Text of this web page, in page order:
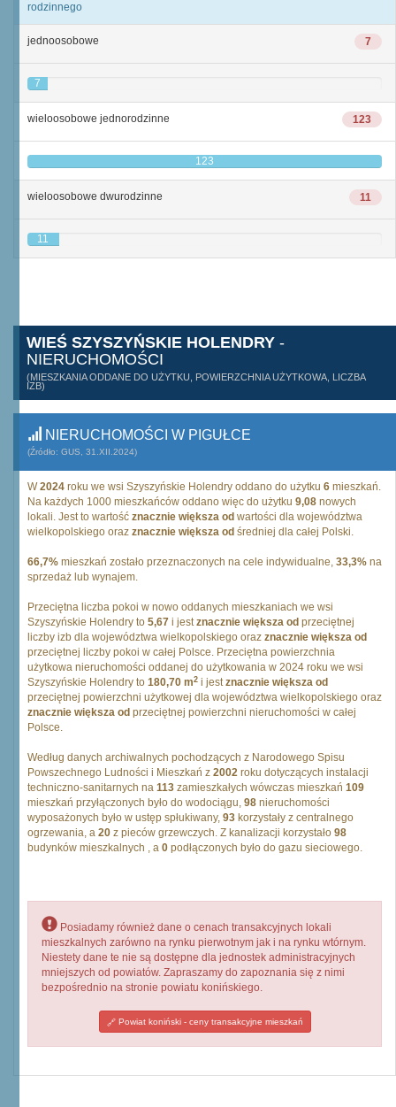
rodzinnego
7
jednoosobowe
7
123
wieloosobowe jednorodzinne
123
11
wieloosobowe dwurodzinne
11
WIEŚ SZYSZYŃSKIE HOLENDRY -
NIERUCHOMOŚCI
(MIESZKANIA ODDANE DO UŻYTKU, POWIERZCHNIA UŻYTKOWA, LICZBA
IZB)
NIERUCHOMOŚCI W PIGUŁCE
(Źródło: GUS, 31.XII.2024)
W2024 roku we wsi Szyszyńskie Holendry oddano do użytku 6 mieszkań.
Na każdych 1000 mieszkańców oddano więc do użytku 9,08 nowych
lokali. Jest to wartość znacznie większa od wartości dla województwa
wielkopolskiego oraz znacznie większa od średniej dla całej Polski.
66,7% mieszkań zostało przeznaczonych na cele indywidualne, 33,3% na
sprzedaż lub wynajem.
Przeciętna liczba pokoi w nowo oddanych mieszkaniach we wsi
Szyszyńskie Holendry to 5,67 i jestznacznie większa od przeciętnej
liczby izb dla województwa wielkopolskiego oraz znacznie większa od
przeciętnej liczby pokoi w całej Polsce. Przeciętna powierzchnia
użytkowa nieruchomości oddanej do użytkowania w 2024 roku we wsi
Szyszyńskie Holendry to 180,70 m2 i jestznacznie większa od
przeciętnej powierzchni użytkowej dla województwa wielkopolskiego oraz
znacznie większa od przeciętnej powierzchni nieruchomości w całej
Polsce.
Według danych archiwalnych pochodzących z Narodowego Spisu
Powszechnego Ludności i Mieszkań z 2002 roku dotyczących instalacji
techniczno-sanitarnych na 113 zamieszkałych wówczas mieszkań 109
mieszkań przyłączonych było do wodociągu, 98 nieruchomości
wyposażonych było w ustęp spłukiwany, 93 korzystały z centralnego
ogrzewania, a 20 z pieców grzewczych. Z kanalizacji korzystało 98
budynków mieszkalnych , a 0 podłączonych było do gazu sieciowego.
Posiadamy również dane o cenach transakcyjnych lokali
mieszkalnych zarówno na rynku pierwotnym jak i na rynku wtórnym.
Niestety dane te nie są dostępne dla jednostek administracyjnych
mniejszych od powiatów. Zapraszamy do zapoznania się z nimi
bezpośrednio na stronie powiatu konińskiego.
Powiat koniński - ceny transakcyjne mieszkań